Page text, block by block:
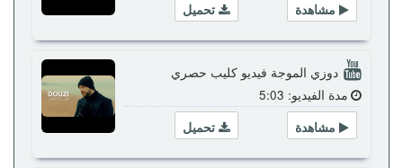
تحميل
مشاهدة
دوزي الموجة فيديو كليب حصري
مدة الفيديو: 5:03
تحميل
مشاهدة